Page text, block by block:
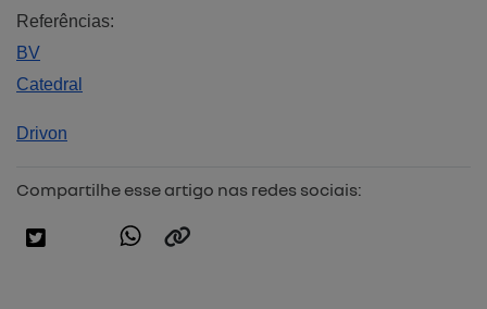
Referências:
BV
Catedral
Drivon
Compartilhe esse artigo nas redes sociais: